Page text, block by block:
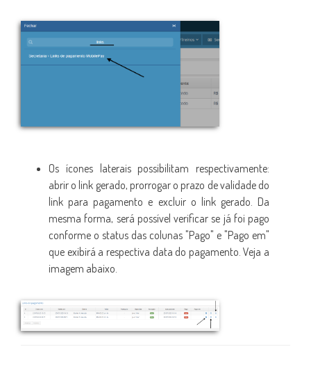
Os ícones laterais possibilitam respectivamente:
abrir o link gerado, prorrogar o prazo de validade do
link para pagamento e excluir o link gerado. Da
mesma forma, será possível verificar se já foi pago
conforme o status das colunas "Pago" e "Pago em"
que exibirá a respectiva data do pagamento. Veja a
imagem abaixo.